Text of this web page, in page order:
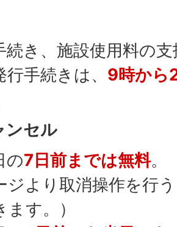
続き、施設使用料の
手続きは、 9時から
ンセル
の7日前までは無料。
ジより取消操作を行
す。）